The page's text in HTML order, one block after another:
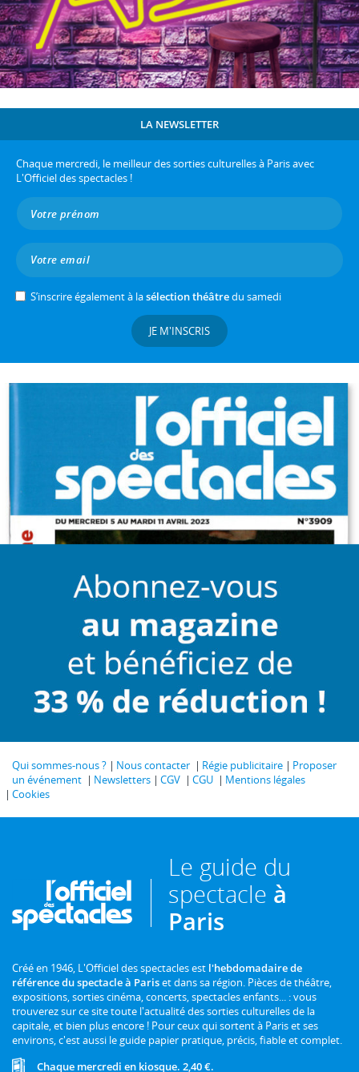
LA NEWSLETTER
Chaque mercredi, le meilleur des sorties culturelles à Paris avec
L'Officiel des spectacles !
S’inscrire également à lasélection théâtredu samedi
JE M'INSCRIS
Qui sommes-nous ? Nous contacter Régie publicitaire
Proposer
un événement
Newsletters CGV CGU
Mentions légales
Cookies
Le guide du
spectacle à
Paris
Créé en 1946, L'Officiel des spectacles est l'hebdomadaire de
référence du spectacle à Pariset dans sa région. Pièces de théâtre,
expositions, sorties cinéma, concerts, spectacles enfants... : vous
trouverez sur ce site toute l'actualité des sorties culturelles de la
capitale, et bien plus encore ! Pour ceux qui sortent à Paris et ses
environs, c'est aussi le guide papier pratique, précis, fiable et complet.
Chaque mercredi en kiosque. 2,40 €.